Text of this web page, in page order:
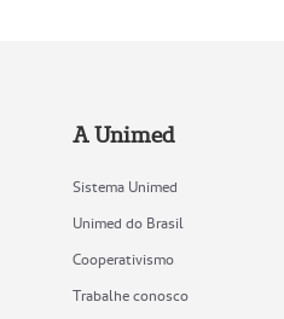
A Unimed
Sistema Unimed
Unimed do Brasil
Cooperativismo
Trabalhe conosco